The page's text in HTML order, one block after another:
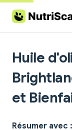
Skip to content
Huile
et
Résumer avec :